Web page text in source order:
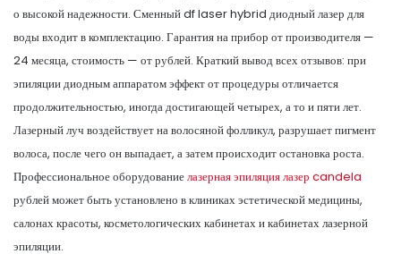
о высокой надежности. Сменный df laser hybrid диодный лазер для
воды входит в комплектацию. Гарантия на прибор от производителя —
24 месяца, стоимость — от рублей. Краткий вывод всех отзывов: при
эпиляции диодным аппаратом эффект от процедуры отличается
продолжительностью, иногда достигающей четырех, а то и пяти лет.
Лазерный луч воздействует на волосяной фолликул, разрушает пигмент
волоса, после чего он выпадает, а затем происходит остановка роста.
Профессиональное оборудованиелазерная эпиляция лазер candela
рублей может быть установлено в клиниках эстетической медицины,
салонах красоты, косметологических кабинетах и кабинетах лазерной
эпиляции.